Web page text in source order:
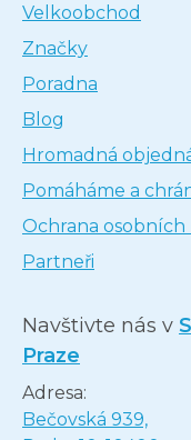
Velkoobchod
Značky
Poradna
Blog
Hromadná
Pomáháme a
Ochrana osobních
Partneři
Navštivte nás v
Praze
Adresa:
Bečovská 939,